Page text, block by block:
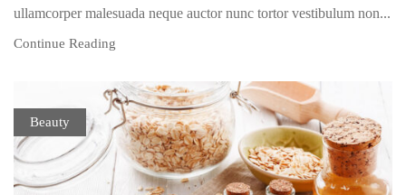
ullamcorper malesuada neque auctor nunc tortor vestibulum non...
Continue Reading
Beauty